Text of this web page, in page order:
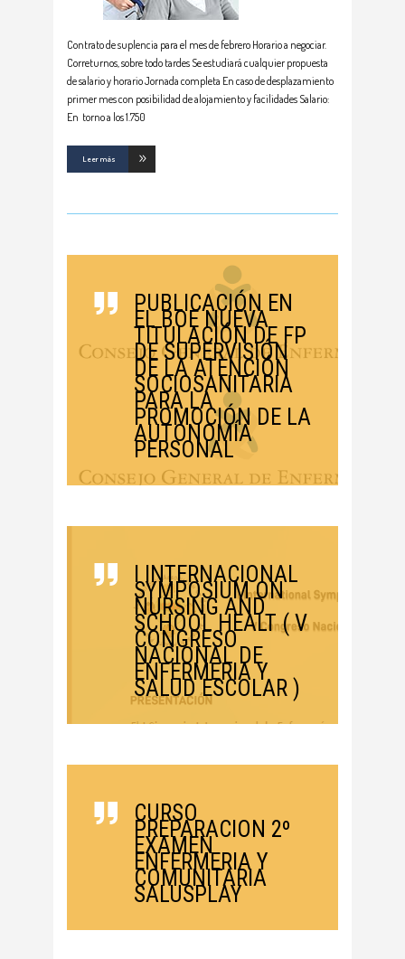
Contrato de suplencia para el mes de febrero Horario a negociar.
Correturnos, sobre todo tardes Se estudiará cualquier propuesta
de salario y horario Jornada completa En caso de desplazamiento
primer mes con posibilidad de alojamiento y facilidades Salario:
En torno a los 1.750
Leer más
PUBLICACIÓN EN
EL BOE NUEVA
TITULACIÓN DE FP
DE SUPERVISIÓN
DE LA ATENCIÓN
SOCIOSANITARIA
PARA LA
PROMOCIÓN DE LA
AUTONOMÍA
PERSONAL
I INTERNACIONAL
SYMPOSIUM ON
NURSING AND
SCHOOL HEALT ( V
CONGRESO
NACIONAL DE
ENFERMERIA Y
SALUD ESCOLAR )
CURSO
PREPARACION 2º
EXAMEN
ENFERMERIA Y
COMUNITARIA
SALUSPLAY